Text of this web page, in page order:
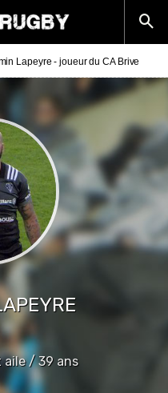
Lapeyre - joueur du CA Brive
aile / 39 ans